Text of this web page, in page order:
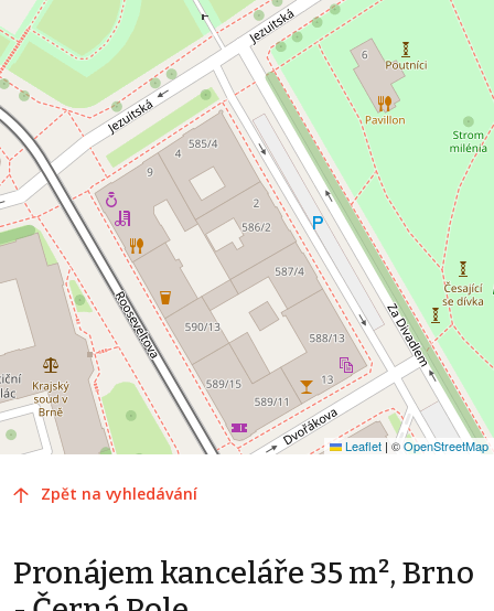
Leaflet | ©OpenStreetMap
Zpět na vyhledávání
Pronájem kanceláře 35 m², Brno